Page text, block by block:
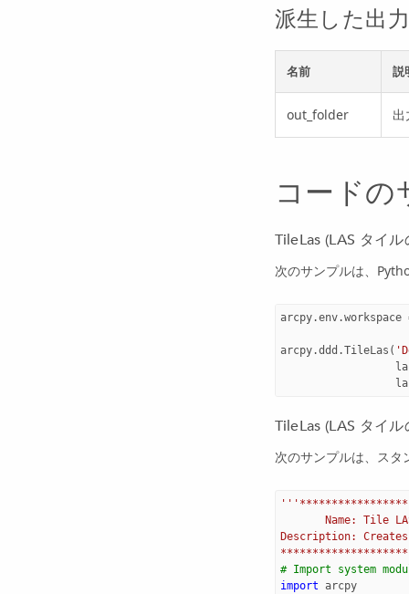
派生した出
名前 説
out_folder 出
コードの
TileLas (LAS タイ
次のサンプルは、
arcpy.env.workspace
arcpy.ddd .TileLas (
TileLas (LAS タイ
次のサンプルは、ス
Name: Tile
Description:
# Import system
import arcpy